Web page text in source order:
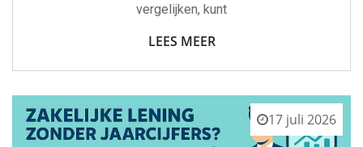
vergelijken, kunt
LEES MEER
17 juli 2026